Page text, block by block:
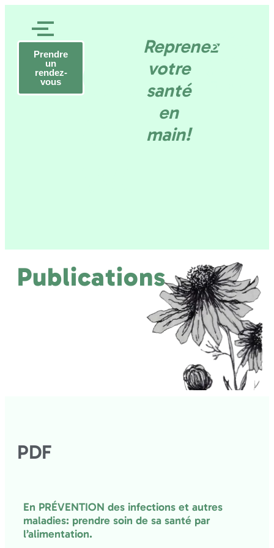
Prendre
un
rendez-
vous
Gezond
Reprenez
votre
santé
en
main!
Daneels
Publications
PDF
En PRÉVENTION des infections et autres
maladies: prendre soin de sa santé par
l’alimentation.